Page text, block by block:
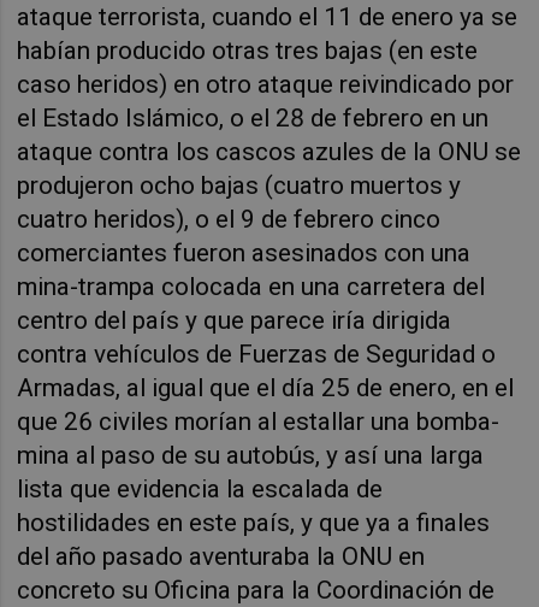
ataque terrorista, cuando el 11 de enero ya se
habían producido otras tres bajas (en este
caso heridos) en otro ataque reivindicado por
el Estado Islámico, o el 28 de febrero en un
ataque contra los cascos azules de la ONU se
produjeron ocho bajas (cuatro muertos y
cuatro heridos), o el 9 de febrero cinco
comerciantes fueron asesinados con una
mina-trampa colocada en una carretera del
centro del país y que parece iría dirigida
contra vehículos de Fuerzas de Seguridad o
Armadas, al igual que el día 25 de enero, en el
que 26 civiles morían al estallar una bomba-
mina al paso de su autobús, y así una larga
lista que evidencia la escalada de
hostilidades en este país, y que ya a finales
del año pasado aventuraba la ONU en
concreto su Oficina para la Coordinación de